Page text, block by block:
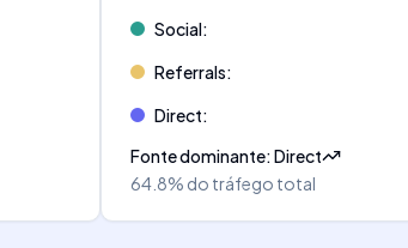
Social:
Referrals:
Direct:
Fonte dominante:Direct
64.8% do tráfego total